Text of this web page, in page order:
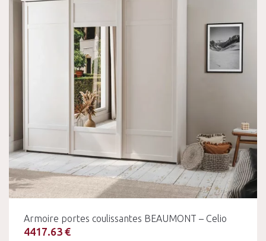
Armoire portes coulissantes BEAUMONT – Celio
4417.63 €